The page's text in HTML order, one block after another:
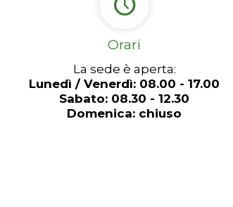
Orari
La sede è aperta:
Lunedì / Venerdì: 08.00 - 17.00
Sabato: 08.30 - 12.30
Domenica: chiuso